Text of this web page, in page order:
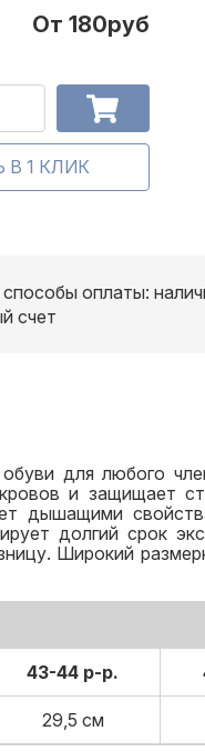
От 180руб
оплаты:
счет
для любого
и защищает
дышащими
долгий срок
Широкий
43-44 р-р.
29,5 см